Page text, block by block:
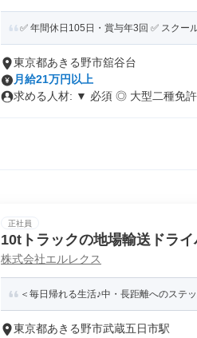
✅ 年間休日105日・賞与年3回 ✅ スクー
東京都あきる野市舘谷台
月給21万円以上
求める人材: ▼ 必須 ◎ 大型二種
正社員
10tトラックの地場輸送ドライ
株式会社エルレクス
＜毎日帰れる生活♪中・長距離へのステ
東京都あきる野市武蔵五日市駅